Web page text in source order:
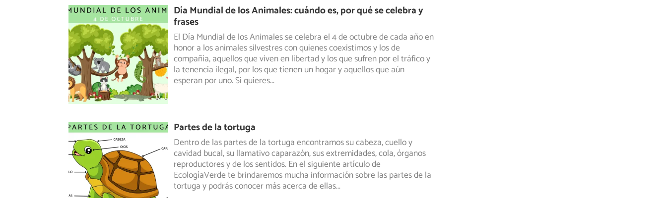
Día Mundial de los Animales: cuándo es, por qué se celebra y
frases
El Día Mundial de los Animales se celebra el 4 de octubre de cada año en
honor a los animales silvestres con quienes coexistimos y los de
compañía,aquellos que viven en libertad y los que sufren por el tráfico y
la tenencia ilegal, por los que tienen un hogar y aquellos que aún
esperan por uno. Si quieres...
Partes de la tortuga
Dentro de las partes de la tortuga encontramos su cabeza, cuello y
cavidad bucal, su llamativo caparazón, sus extremidades, cola, órganos
reproductoresy de los sentidos. En el siguiente artículo de
EcologíaVerde te brindaremos mucha información sobre las partes de la
tortuga y podrás conocer más acerca de ellas...